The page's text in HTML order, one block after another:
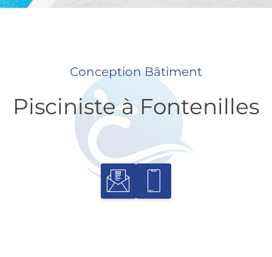
Conception Bâtiment
Pisciniste à Fontenilles